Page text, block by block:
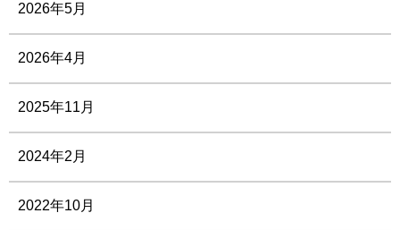
2026年5月
2026年4月
2025年11月
2024年2月
2022年10月